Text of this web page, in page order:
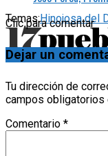
Temas:Hinojosa del
Clic para comentar
Dejar un
Tu dirección de
campos obligatorios
Comentario *